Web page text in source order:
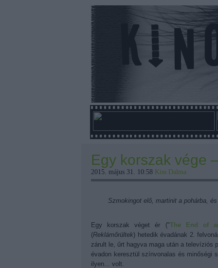
Egy korszak vége
2015. május 31. 10:58 Kiss Dalma
Szmokingot elő, martinit a pohárba,
Egy korszak véget ér ("The End of
(Reklámőrültek) hetedik évadának 2.
zárult le, űrt hagyva maga után a televíziós
évadon keresztül színvonalas és minőségi
ilyen... volt.